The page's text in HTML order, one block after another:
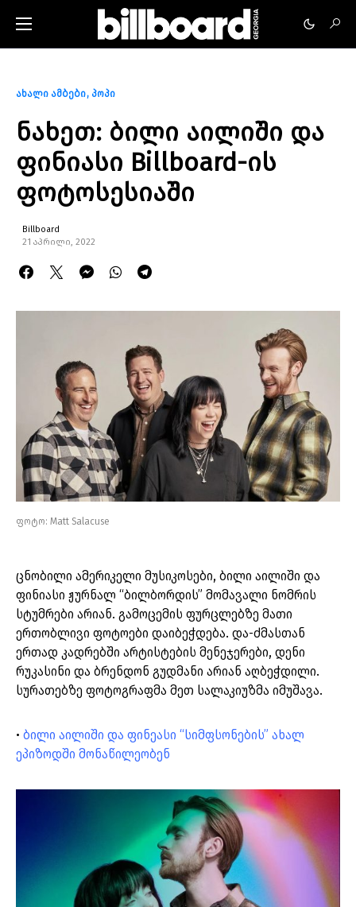
ახალი ამბები პოპი
ნახეთ: ბილი აილიში და
ფინიასი Billboard-ის
ფოტოსესიაში
Billboard
21 აპრილი, 2022
ფოტო: Matt Salacuse
ცნობილი ამერიკელი მუსიკოსები, ბილი აილიში და
ფინიასი ჟურნალ “ბილბორდის” მომავალი ნომრის
სტუმრები არიან. გამოცემის ფურცლებზე მათი
ერთობლივი ფოტოები დაიბეჭდება. და-ძმასთან
ერთად კადრებში არტისტების მენეჯერები, დენი
რუკასინი და ბრენდონ გუდმანი არიან აღბეჭდილი.
სურათებზე ფოტოგრაფმა მეთ სალაკიუზმა იმუშავა.
• ბილი აილიში და ფინეასი “სიმფსონების” ახალ
ეპიზოდში მონაწილეობენ